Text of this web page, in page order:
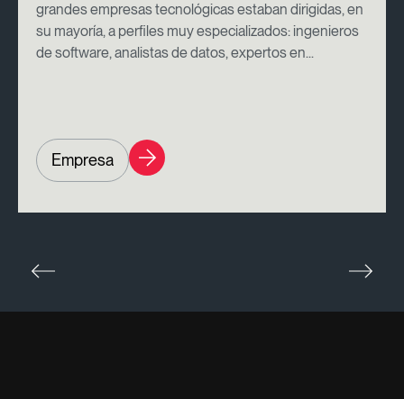
grandes empresas tecnológicas estaban dirigidas, en
su mayoría, a perfiles muy especializados: ingenieros
de software, analistas de datos, expertos en...
Empresa